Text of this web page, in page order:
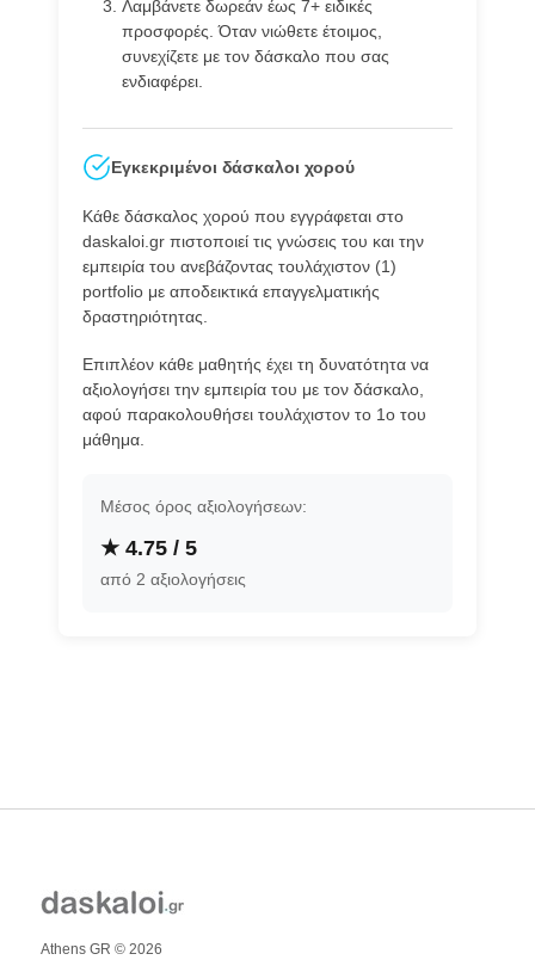
Λαμβάνετε δωρεάν έως 7+ ειδικές
προσφορές. Όταν νιώθετε έτοιμος,
συνεχίζετε με τον δάσκαλο που σας
ενδιαφέρει.
Εγκεκριμένοι δάσκαλοι χορού
Κάθε δάσκαλος χορού που εγγράφεται στο
daskaloi.gr πιστοποιεί τις γνώσεις του και την
εμπειρία του ανεβάζοντας τουλάχιστον (1)
portfolio με αποδεικτικά επαγγελματικής
δραστηριότητας.
Επιπλέον κάθε μαθητής έχει τη δυνατότητα να
αξιολογήσει την εμπειρία του με τον δάσκαλο,
αφού παρακολουθήσει τουλάχιστον το 1ο του
μάθημα.
Μέσος όρος αξιολογήσεων:
★ 4.75 / 5
από 2 αξιολογήσεις
Athens GR © 2026